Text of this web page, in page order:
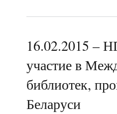
16.02.2015
участие в
библиотек,
Беларуси